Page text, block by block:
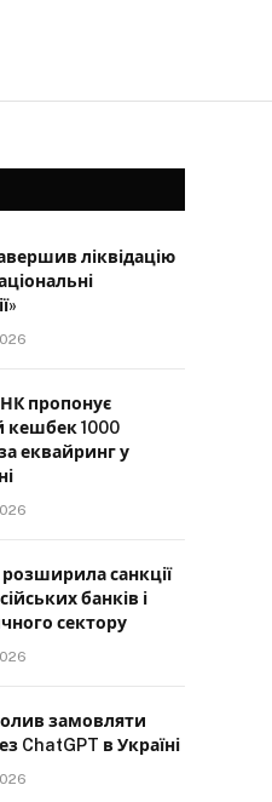
ліквідацію
пропонує
кешбек 1000
еквайринг у
розширила санкції
банків і
сектору
замовляти
ChatGPT в Україні